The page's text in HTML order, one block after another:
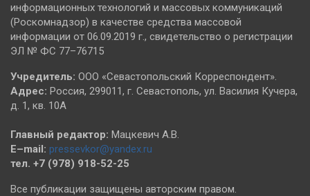
информационных технологий и массовых коммуникаций
(Роскомнадзор) в качестве средства массовой
информации от 06.09.2019 г., свидетельство о регистрации
ЭЛ № ФС 77–76715
Учредитель: ООО «Севастопольский Корреспондент».
Адрес: Россия, 299011, г. Севастополь, ул. Василия Кучера,
д. 1, кв. 10А
Главный редактор: Мацкевич А.В.
E–mail: pressevkor@yandex.ru
тел. +7 (978) 918-52-25
Все публикации защищены авторским правом.